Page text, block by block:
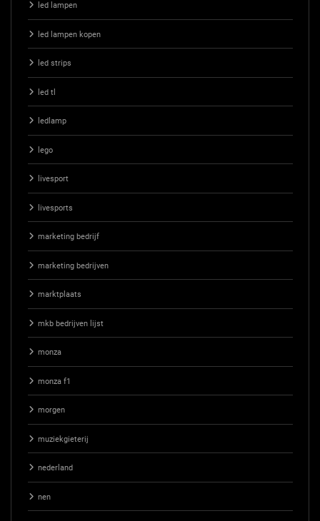
led lampen
led lampen kopen
led strips
led tl
ledlamp
lego
livesport
livesports
marketing bedrijf
marketing bedrijven
marktplaats
mkb bedrijven lijst
monza
monza f1
morgen
muziekgieterij
nederland
nen